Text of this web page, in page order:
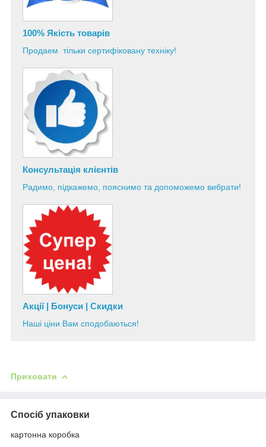
100% Якість товарів
Продаем тільки сертифіковану техніку!
Консультація клієнтів
Радимо, підкажемо, пояснимо та допоможемо вибрати!
Акції | Бонуси | Скидки
Наші ціни Вам сподобаються!
Приховати
Спосіб упаковки
картонна коробка